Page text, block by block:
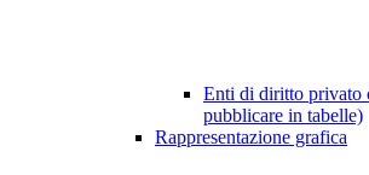
Enti di diritto privato
pubblicare in tabelle)
Rappresentazione grafica